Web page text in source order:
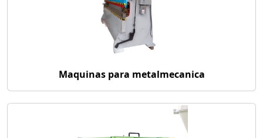
Maquinas para metalmecanica